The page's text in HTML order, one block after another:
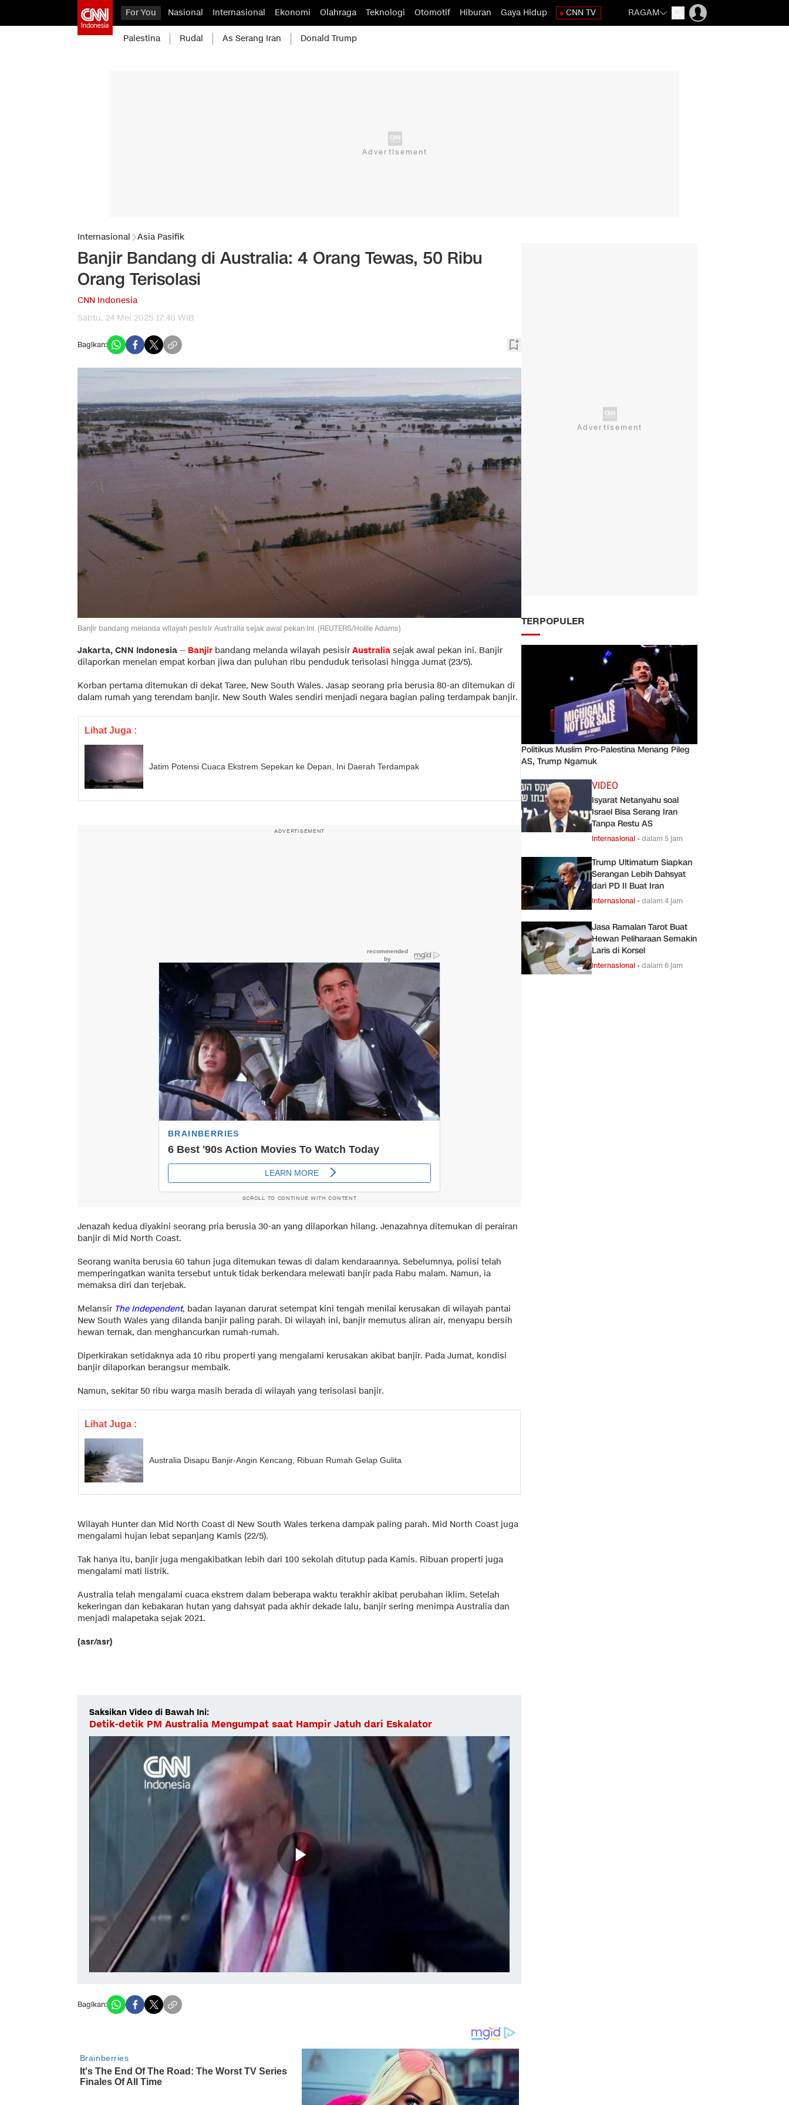
For You Nasional Internasional Ekonomi Olahraga Teknologi Otomotif Hiburan Gaya Hidup CNN TV RAGAM
Palestina Rudal As Serang Iran Donald Trump
Internasional Asia Pasifik
Banjir Bandang di Australia: 4 Orang Tewas, 50 Ribu
Orang Terisolasi
CNN Indonesia
Sabtu, 24 Mei 2025 17:40 WIB
Bagikan:
Banjir bandang melanda wilayah pesisir Australia sejak awal pekan ini. (REUTERS/Hollie Adams)
Jakarta, CNN Indonesia -- Banjir bandang melanda wilayah pesisirAustralia sejak awal pekan ini. Banjir
dilaporkan menelan empat korban jiwa dan puluhan ribu penduduk terisolasi hingga Jumat (23/5).
Korban pertama ditemukan di dekat Taree, New South Wales. Jasap seorang pria berusia 80-an ditemukan di
dalam rumah yang terendam banjir. New South Wales sendiri menjadi negara bagian paling terdampak banjir.
Lihat Juga :
Jatim Potensi Cuaca Ekstrem Sepekan ke Depan, Ini Daerah Terdampak
ADVERTISEMENT
SCROLL TO CONTINUE WITH CONTENT
Jenazah kedua diyakini seorang pria berusia 30-an yang dilaporkan hilang. Jenazahnya ditemukan di perairan
banjir di Mid North Coast.
Seorang wanita berusia 60 tahun juga ditemukan tewas di dalam kendaraannya. Sebelumnya, polisi telah
memperingatkan wanita tersebut untuk tidak berkendara melewati banjir pada Rabu malam. Namun, ia
memaksa diri dan terjebak.
Melansir The Independent, badan layanan darurat setempat kini tengah menilai kerusakan di wilayah pantai
New South Wales yang dilanda banjir paling parah. Di wilayah ini, banjir memutus aliran air, menyapu bersih
hewan ternak, dan menghancurkan rumah-rumah.
Diperkirakan setidaknya ada 10 ribu properti yang mengalami kerusakan akibat banjir. Pada Jumat, kondisi
banjir dilaporkan berangsur membaik.
Namun, sekitar 50 ribu warga masih berada di wilayah yang terisolasi banjir.
Lihat Juga :
Australia Disapu Banjir-Angin Kencang, Ribuan Rumah Gelap Gulita
Wilayah Hunter dan Mid North Coast di New South Wales terkena dampak paling parah. Mid North Coast juga
mengalami hujan lebat sepanjang Kamis (22/5).
Tak hanya itu, banjir juga mengakibatkan lebih dari 100 sekolah ditutup pada Kamis. Ribuan properti juga
mengalami mati listrik.
Australia telah mengalami cuaca ekstrem dalam beberapa waktu terakhir akibat perubahan iklim. Setelah
kekeringan dan kebakaran hutan yang dahsyat pada akhir dekade lalu, banjir sering menimpa Australia dan
menjadi malapetaka sejak 2021.
(asr/asr)
Saksikan Video di Bawah Ini:
Detik-detik PM Australia Mengumpat saat Hampir Jatuh dari Eskalator
Bagikan:
TERPOPULER
Politikus Muslim Pro-Palestina Menang Pileg
AS, Trump Ngamuk
VIDEO
Isyarat Netanyahu soal
Israel Bisa Serang Iran
Tanpa Restu AS
Internasional •dalam 5 jam
Trump Ultimatum Siapkan
Serangan Lebih Dahsyat
dari PD II Buat Iran
Internasional •dalam 4 jam
Jasa Ramalan Tarot Buat
Hewan Peliharaan Semakin
Laris di Korsel
Internasional •dalam 6 jam